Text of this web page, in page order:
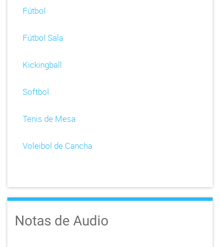
Fútbol
Fútbol Sala
Kickingball
Softbol
Tenis de Mesa
Voleibol de Cancha
Notas de Audio